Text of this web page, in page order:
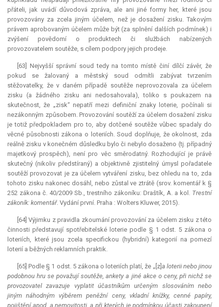
přáteli, jak uvádí důvodová zpráva, ale ani jiné formy her, které jsou
provozovány za zcela jiným účelem, než je dosažení zisku. Takovým
právem aprobovaným účelem může být (za splnění dalších podmínek) i
zvýšení povědomí o produktech či službách nabízených
provozovatelem soutěže, s cílem podpory jejich prodeje.
[63] Nejvyšší správní soud tedy na tomto místě činí dílčí závěr, že
pokud se žalovaný a městský soud odmítli zabývat tvrzením
stěžovatelky, že v daném případě soutěže neprovozovala za účelem
zisku (a žádného zisku ani nedosahovala), toliko s poukazem na
skutečnost, že „zisk“ nepatří mezi definiční znaky loterie, počínali si
nezákonným způsobem. Provozování soutěží za účelem dosažení zisku
je totiž předpokladem pro to, aby dotčené soutěže vůbec spadaly do
věcné působnosti zákona o loteriích. Soud doplňuje, že okolnost, zda
reálně zisku v konečném důsledku bylo či nebylo dosaženo (tj. případný
majetkový prospěch), není pro věc směrodatný. Rozhodující je právě
skutečný (nikoliv předstíraný) a objektivně zjistitelný úmysl pořadatele
soutěží provozovat je za účelem vytváření zisku, bez ohledu na to, zda
tohoto zisku nakonec dosáhl, nebo zůstal ve ztrátě (srov. komentář k §
252 zákona č. 40/2009 Sb., trestního zákoníku: Draštík, A. a kol. Trestní
zákoník: komentář. Vydání první. Praha : Wolters Kluwer, 2015).
[64] Výjimku z pravidla zkoumání provozování za účelem zisku z této
činnosti představují spotřebitelské loterie podle § 1 odst. 5 zákona o
loteriích, které jsou zcela specifickou (hybridní) kategorií na pomezí
loterií a běžných reklamních praktik.
[65] Podle § 1 odst. 5 zákona o loteriích platí, že „[z] a loterii nebo jinou
podobnou hru se považují soutěže, ankety a jiné akce o ceny, při nichž se
provozovatel zavazuje vyplatit účastníkům určeným slosováním nebo
jiným náhodným výběrem peněžní ceny, vkladní knížky, cenné papíry,
pojištění apod. a nemovitosti, a při kterých je podmínkou účasti zakoupení